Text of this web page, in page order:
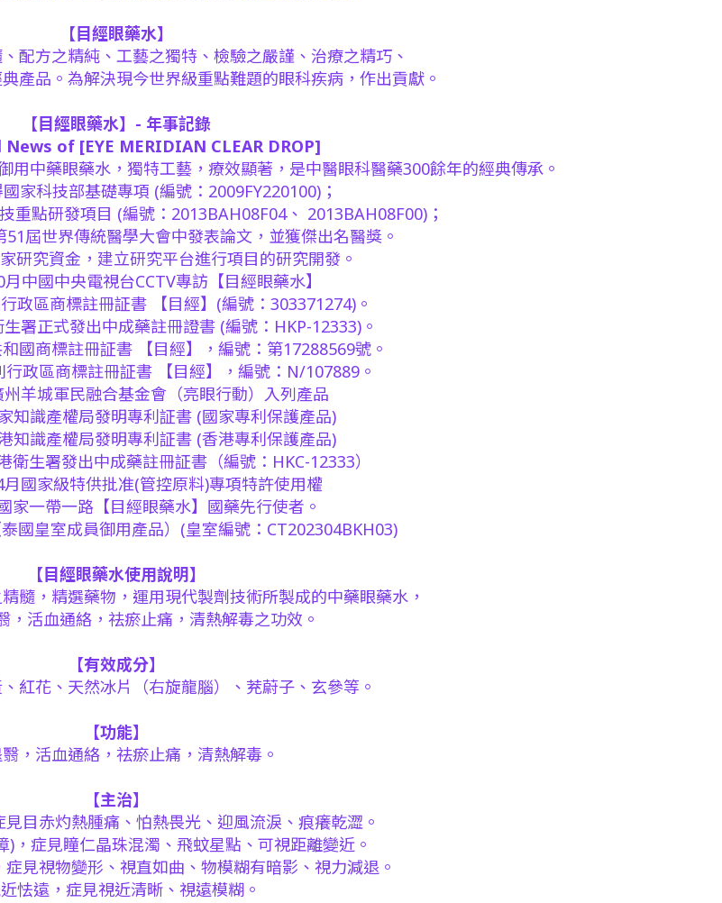
【目經眼藥水】
配方之精純、工藝之獨特、檢驗之嚴謹、治療之精巧、
產品。為解決現今世界級重點難題的眼科疾病，作出貢獻。
【目經眼藥水】- 年事記錄
of [EYE MERIDIAN CLEAR DROP]
用中藥眼藥水，獨特工藝，療效顯著，是中醫眼科醫藥300餘年的經典傳承。
家科技部基礎專項 (編號：2009FY220100)；
重點研發項目 (編號：2013BAH08F04、 2013BAH08F00)；
屆世界傳統醫學大會中發表論文，並獲傑出名醫獎。
研究資金，建立研究平台進行項目的研究開發。
中國中央電視台CCTV專訪【目經眼藥水】
政區商標註冊証書 【目經】(編號：303371274)。
署正式發出中成藥註冊證書 (編號：HKP-12333)。
國商標註冊証書 【目經】，編號：第17288569號。
政區商標註冊証書 【目經】，編號：N/107889。
羊城軍民融合基金會（亮眼行動）入列產品
知識產權局發明專利証書 (國家專利保護產品)
知識產權局發明專利証書 (香港專利保護產品)
衛生署發出中成藥註冊証書（編號：HKC-12333）
國家級特供批准(管控原料)專項特許使用權
家一帶一路【目經眼藥水】國藥先行使者。
國皇室成員御用產品）(皇室編號：CT202304BKH03)
【目經眼藥水使用說明】
髓，精選藥物，運用現代製劑技術所製成的中藥眼藥水，
，活血通絡，祛瘀止痛，清熱解毒之功效。
【有效成分】
紅花、天然冰片（右旋龍腦）、茺蔚子、玄參等。
【功能】
，活血通絡，祛瘀止痛，清熱解毒。
【主治】
見目赤灼熱腫痛、怕熱畏光、迎風流淚、痕癢乾澀。
)，症見瞳仁晶珠混濁、飛蚊星點、可視距離變近。
見視物變形、視直如曲、物模糊有暗影、視力減退。
怯遠，症見視近清晰、視遠模糊。